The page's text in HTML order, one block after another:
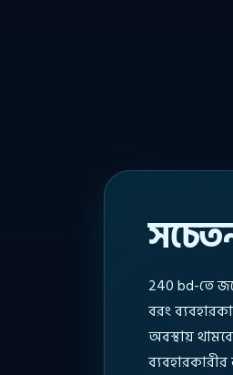
240 bd-তে
বরং
অবস্থায়